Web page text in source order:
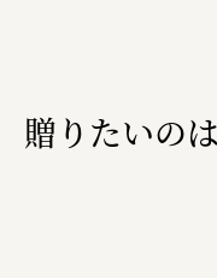
株式会社イソガイ
贈りたいの